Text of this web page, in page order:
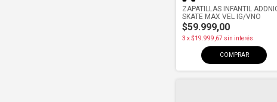
ZAPATILLAS INFANTIL
SKATE MAX VEL IG/VNO
$59.999,00
3 x$19.999,67 sin interés
COMPRAR